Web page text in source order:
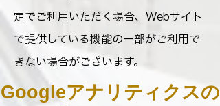
定でご利用いただく場合、Webサイト
で提供している機能の一部がご利用で
きない場合がございます。
Googleアナリティクスの